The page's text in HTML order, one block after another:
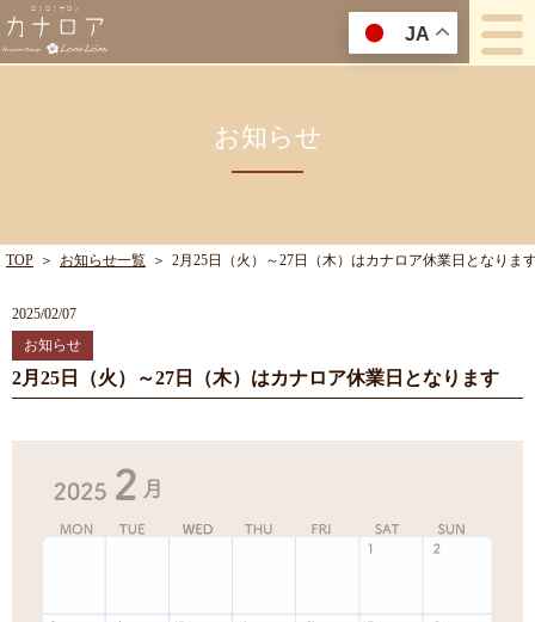
お知らせ
TOP ＞ お知らせ一覧 ＞ 2月25日（火）～27日（木）はカナロア休業日となりま
2025/02/07
お知らせ
2月25日（火）～27日（木）はカナロア休業日となります
JA